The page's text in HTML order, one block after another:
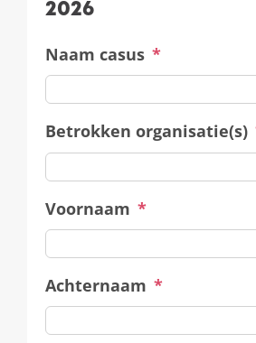
2026
Naam casus *
Betrokken organisatie(s)
Voornaam *
Achternaam *